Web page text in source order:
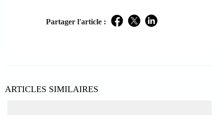
Partager l'article : Facebook
TwitterLinkedIn
ARTICLES SIMILAIRES